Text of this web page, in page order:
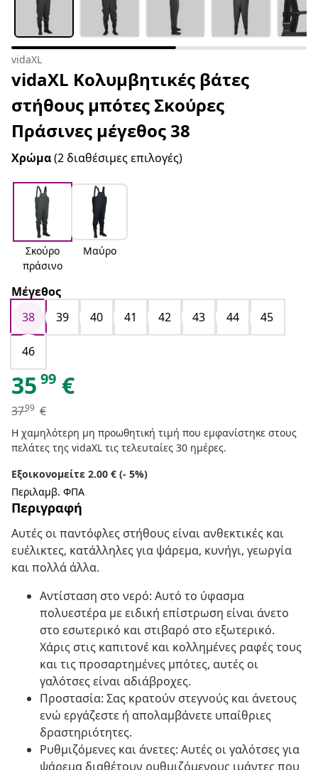
vidaXL
vidaXL Κολυμβητικές βάτες
στήθους μπότες Σκούρες
Πράσινες μέγεθος 38
Χρώμα(2 διαθέσιμες επιλογές)
Σκούρο
πράσινο
Μαύρο
Μέγεθος
38
39 40 41 42 43 44 45
46
35 99 €
3799 €
Η χαμηλότερη μη προωθητική τιμή που εμφανίστηκε στους
πελάτες της vidaXL τις τελευταίες 30 ημέρες.
Εξοικονομείτε 2.00 € (- 5%)
Περιλαμβ. ΦΠΑ
Περιγραφή
Αυτές οι παντόφλες στήθους είναι ανθεκτικές και
ευέλικτες, κατάλληλες για ψάρεμα, κυνήγι, γεωργία
και πολλά άλλα.
Αντίσταση στο νερό: Αυτό το ύφασμα
πολυεστέρα με ειδική επίστρωση είναι άνετο
στο εσωτερικό και στιβαρό στο εξωτερικό.
Χάρις στις καπιτονέ και κολλημένες ραφές τους
και τις προσαρτημένες μπότες, αυτές οι
γαλότσες είναι αδιάβροχες.
Προστασία: Σας κρατούν στεγνούς και άνετους
ενώ εργάζεστε ή απολαμβάνετε υπαίθριες
δραστηριότητες.
Ρυθμιζόμενες και άνετες: Αυτές οι γαλότσες για
ψάρεμα διαθέτουν ρυθμιζόμενους ιμάντες που